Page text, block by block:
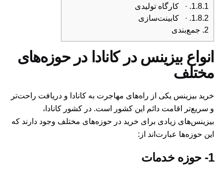
1.8.1. · کارگاه تولیدی
1.8.2. · کابینت‌سازی
جمع‌بندی
انواع بیزینس در کانادا در حوزه‌های
مختلف
خرید بیزینس یکی از راه‌های مهاجرت به کانادا و دریافت راحت‌تر
و سریع‌تر اقامت دائم این کشور است. در کشور کانادا،
بیزینس‌های زیادی برای خرید در حوزه‌های مختلف وجود دارند که
این حوزه‌ها عبارت‌اند از:
حوزه خدمات